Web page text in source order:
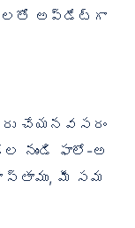
అప్‌డేట్‌గా
చేయనవసరం
నుండి ఫాలో-అ
మీ సమ